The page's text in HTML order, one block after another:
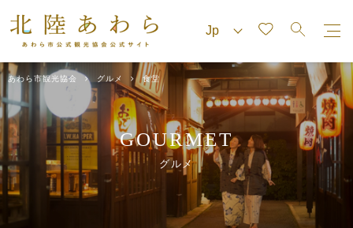
あわら市観光協会 グルメ 食堂
GOURMET
グルメ